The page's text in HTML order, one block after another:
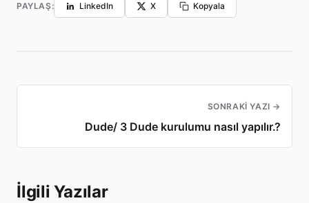
PAYLAŞ: LinkedIn X Kopyala
SONRAKI YAZI →
Dude/ 3 Dude kurulumu nasıl yapılır.?
İlgili Yazılar